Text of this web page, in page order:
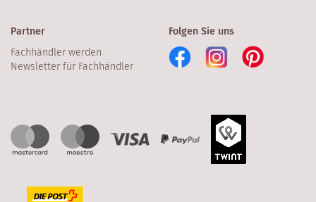
Partner
Fachhändler werden
Newsletter für Fachhändler
Folgen Sie uns